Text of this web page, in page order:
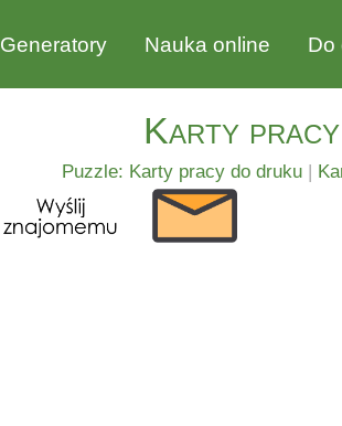
Generatory Nauka online Do
Karty
Puzzle: Karty pracy do druku |